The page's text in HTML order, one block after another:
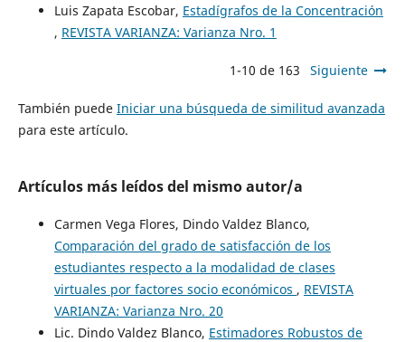
Luis Zapata Escobar, Estadígrafos de la Concentración
, REVISTA VARIANZA: Varianza Nro. 1
1-10 de 163 Siguiente
También puede Iniciar una búsqueda de similitud avanzada
para este artículo.
Artículos más leídos del mismo autor/a
Carmen Vega Flores, Dindo Valdez Blanco,
Comparación del grado de satisfacción de los
estudiantes respecto a la modalidad de clases
virtuales por factores socio económicos , REVISTA
VARIANZA: Varianza Nro. 20
Lic. Dindo Valdez Blanco, Estimadores Robustos de